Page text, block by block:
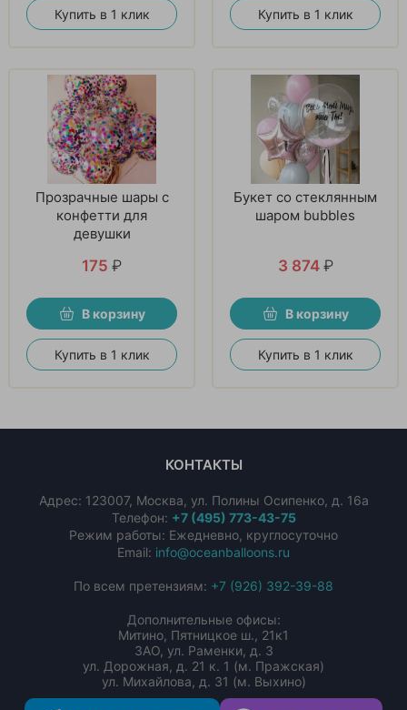
Купить в 1 клик Купить в 1 клик
Прозрачные шары с
конфетти для
девушки
175 ₽
В корзину
Купить в 1 клик
Букет со стеклянным
шаром bubbles
3 874 ₽
В корзину
Купить в 1 клик
КОНТАКТЫ
Адрес: 123007, Москва, ул. Полины Осипенко, д. 16а
Телефон: +7 (495) 773-43-75
Режим работы: Ежедневно, круглосуточно
Email: info@oceanballoons.ru
По всем претензиям: +7 (926) 392-39-88
Дополнительные офисы:
Митино, Пятницкое ш., 21к1
ЗАО, ул. Раменки, д. 3
ул. Дорожная, д. 21 к. 1 (м. Пражская)
ул. Михайлова, д. 31 (м. Выхино)